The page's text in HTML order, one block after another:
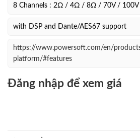
8 Channels : 2Ω / 4Ω / 8Ω / 70V / 100V
with DSP and Dante/AES67 support
https://www.powersoft.com/en/
platform/#features
Đăng nhập để xem giá